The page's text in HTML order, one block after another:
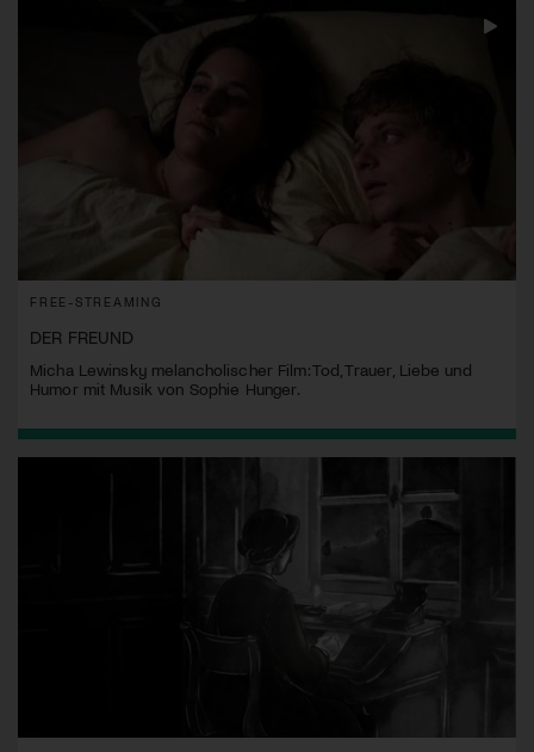
FREE-STREAMING
DER FREUND
Micha Lewinsky melancholischer Film: Tod, Trauer, Liebe und
Humor mit Musik von Sophie Hunger.